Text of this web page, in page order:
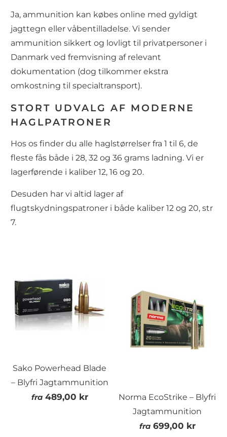
Ja, ammunition kan købes online med gyldigt
jagttegn eller våbentilladelse. Vi sender
ammunition sikkert og lovligt til privatpersoner i
Danmark ved fremvisning af relevant
dokumentation (dog tilkommer ekstra
omkostning til specialtransport).
STORT UDVALG AF MODERNE
HAGLPATRONER
Hos os finder du alle haglstørrelser fra 1 til 6, de
fleste fås både i 28, 32 og 36 grams ladning. Vi er
lagerførende i kaliber 12, 16 og 20.
Desuden har vi altid lager af
flugtskydningspatroner i både kaliber 12 og 20, str
7.
Sako Powerhead Blade
– Blyfri Jagtammunition
fra 489,00 kr
Norma EcoStrike – Blyfri
Jagtammunition
fra 699,00 kr